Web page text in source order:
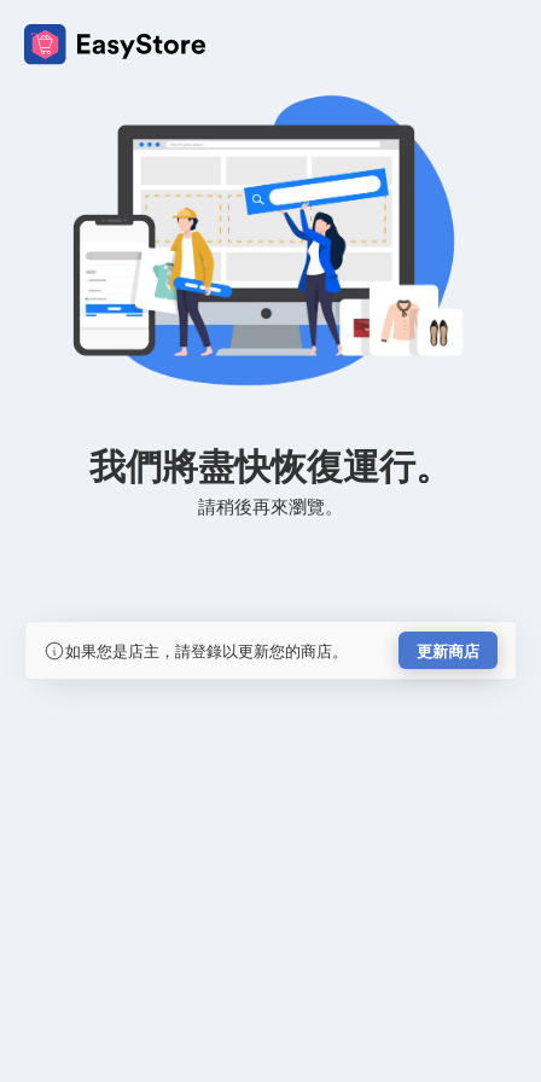
我們將盡快恢復運行。
請稍後再來瀏覽。
如果您是店主，請登錄以更新您的商店。 更新商店